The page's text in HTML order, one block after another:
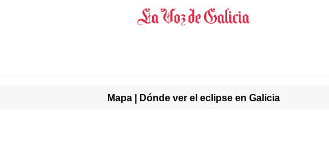
Mapa | Dónde ver el eclipse en Galicia